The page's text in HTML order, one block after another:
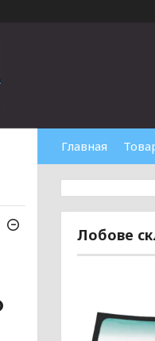
Главная
Лобове